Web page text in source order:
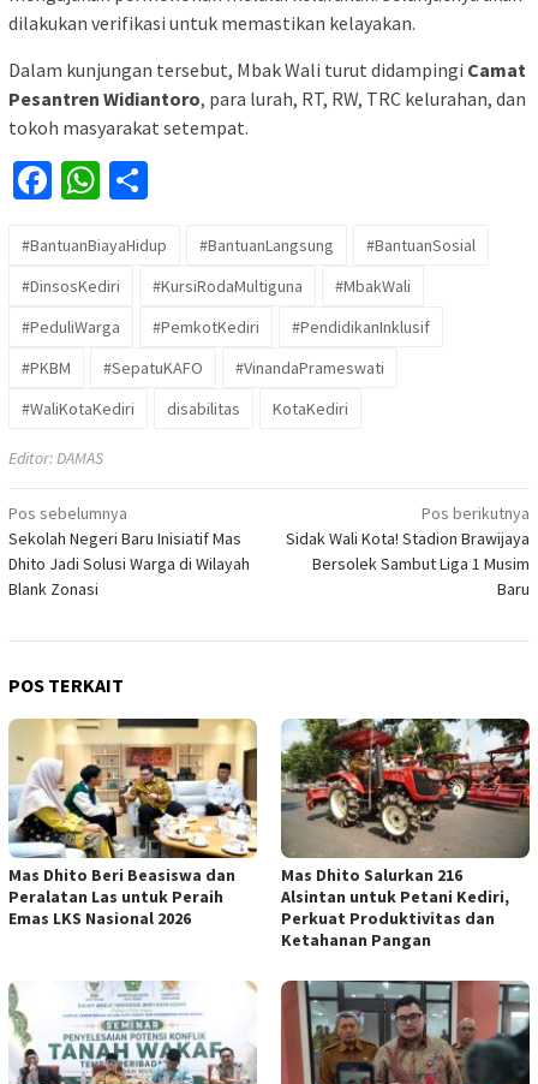
dilakukan verifikasi untuk memastikan kelayakan.
Dalam kunjungan tersebut, Mbak Wali turut didampingi Camat
Pesantren Widiantoro, para lurah, RT, RW, TRC kelurahan, dan
tokoh masyarakat setempat.
Facebook
WhatsApp
#BantuanBiayaHidup #BantuanLangsung
#BantuanSosial
#DinsosKediri
#KursiRodaMultiguna
#MbakWali
#PeduliWarga
#PemkotKediri
#PendidikanInklusif
#PKBM
#SepatuKAFO
#VinandaPrameswati
#WaliKotaKediri
disabilitas KotaKediri
Editor: DAMAS
Navigasi
pos
Pos sebelumnya
Sekolah Negeri Baru Inisiatif Mas
Dhito Jadi Solusi Warga di Wilayah
Blank Zonasi
Pos berikutnya
Sidak Wali Kota! Stadion Brawijaya
Bersolek Sambut Liga 1 Musim
Baru
POS TERKAIT
Mas Dhito Beri Beasiswa dan
Peralatan Las untuk Peraih
Emas LKS Nasional 2026
Mas Dhito Salurkan 216
Alsintan untuk Petani Kediri,
Perkuat Produktivitas dan
Ketahanan Pangan